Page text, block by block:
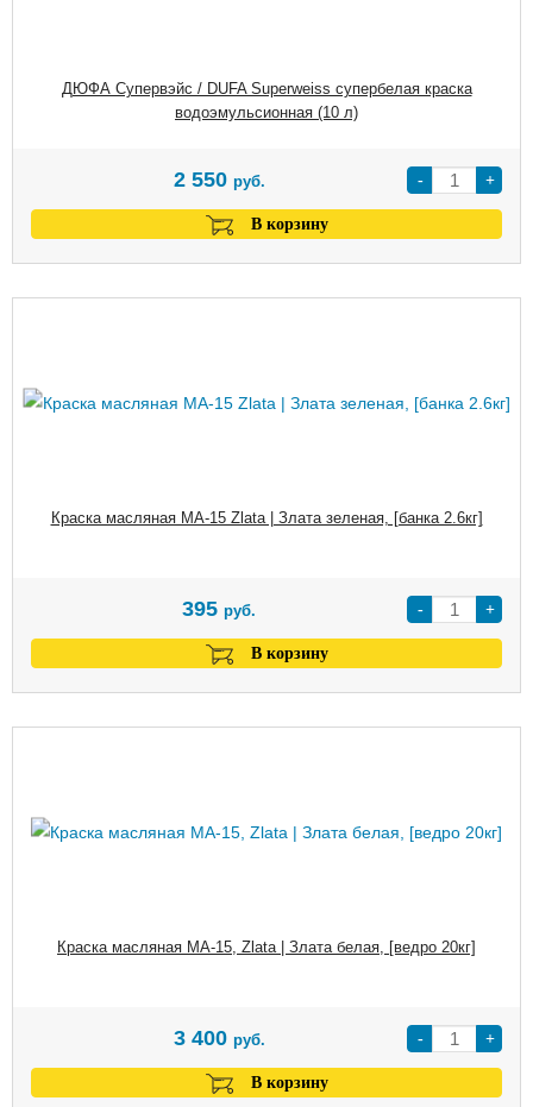
ДЮФА Супервэйс / DUFA Superweiss cупербелая краска
водоэмульсионная (10 л)
- +
2 550 руб.
В корзину
Краска масляная МА-15 Zlata | Злата зеленая, [банка 2.6кг]
- +
395 руб.
В корзину
Краска масляная МА-15, Zlata | Злата белая, [ведро 20кг]
- +
3 400 руб.
В корзину